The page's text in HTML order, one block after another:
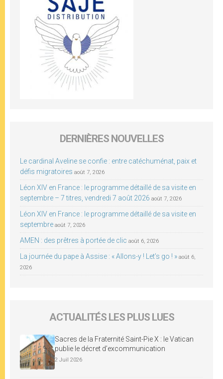
DERNIÈRES NOUVELLES
Le cardinal Aveline se confie : entre catéchuménat, paix et
défis migratoires août 7, 2026
Léon XIV en France : le programme détaillé de sa visite en
septembre – 7 titres, vendredi 7 août 2026 août 7, 2026
Léon XIV en France : le programme détaillé de sa visite en
septembre août 7, 2026
AMEN : des prêtres à portée de clic août 6, 2026
La journée du pape à Assise : « Allons-y ! Let’s go ! » août 6,
2026
ACTUALITÉS LES PLUS LUES
Sacres de la Fraternité Saint-Pie X : le Vatican
publie le décret d’excommunication
2 Juil 2026